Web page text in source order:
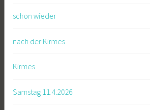
schon wieder
nach der Kirmes
Kirmes
Samstag 11.4.2026